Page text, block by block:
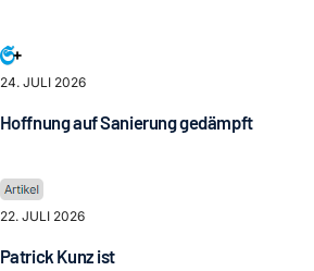
24. JULI 2026
Hoffnung auf Sanierung gedämpft
22. JULI 2026
Patrick Kunz ist